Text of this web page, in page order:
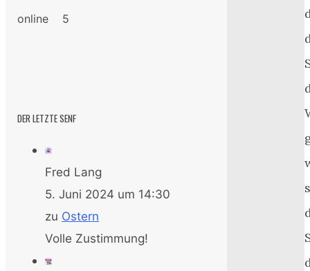
online 5
DER LETZTE SENF
Fred Lang
5. Juni 2024 um 14:30
zu Ostern
Volle Zustimmung!